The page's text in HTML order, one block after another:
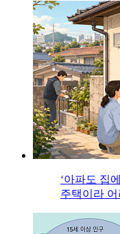
‘아파도 집
주택이라 어